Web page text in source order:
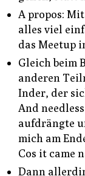
A propos:
alles viel
das Meetup
Gleich beim
anderen
Inder, der
And
aufdrängte
mich am
Cos it came
Dann